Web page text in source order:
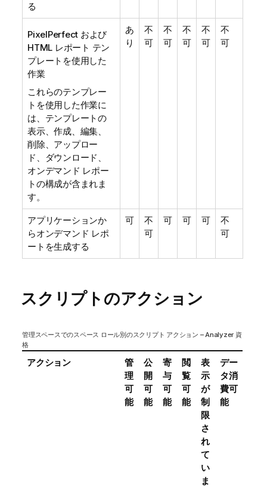
る
PixelPerfect および
HTML レポート テン
プレートを使用した
作業
これらのテンプレー
トを使用した作業に
は、テンプレートの
表示、作成、編集、
削除、アップロー
ド、ダウンロード、
オンデマンド レポー
トの構成が含まれま
す。
あ
り
不
可
不
可
不
可
不
可
不
可
アプリケーションか
らオンデマンド レポ
ートを生成する
可
不
可
可 可 可
不
可
スクリプトのアクション
管理スペースでのスペース ロール別のスクリプト アクション – Analyzer 資
格
アクション
管
理
可
能
公
開
可
能
寄
与
可
能
閲
覧
可
能
表
示
が
制
限
さ
れ
て
い
ま
デー
タ消
費可
能